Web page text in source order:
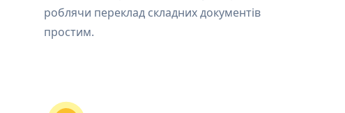
роблячи переклад складних документів
простим.